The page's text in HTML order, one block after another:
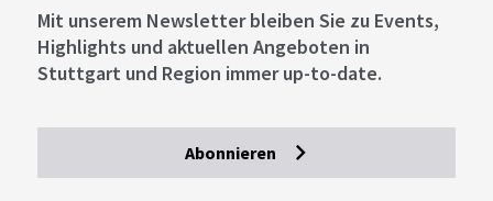
Mit unserem Newsletter bleiben Sie zu Events,
Highlights und aktuellen Angeboten in
Stuttgart und Region immer up-to-date.
Abonnieren